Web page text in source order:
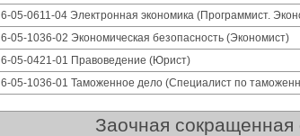
6-05-0611-04 Электронная экономика (Программист.
6-05-1036-02 Экономическая безопасность (Экономист)
6-05-0421-01 Правоведение (Юрист)
6-05-1036-01 Таможенное дело (Специалист по
Заочная